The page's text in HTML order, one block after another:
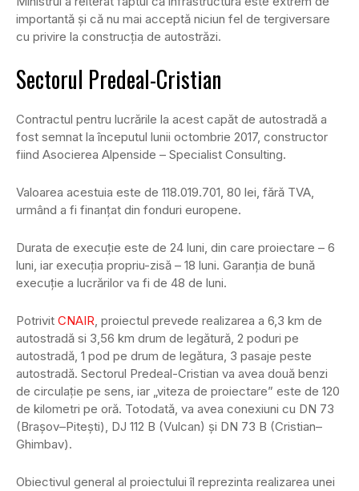
importantă şi că nu mai acceptă niciun fel de tergiversare
cu privire la construcţia de autostrăzi.
Sectorul Predeal-Cristian
Contractul pentru lucrările la acest capăt de autostradă a
fost semnat la începutul lunii octombrie 2017, constructor
fiind Asocierea Alpenside – Specialist Consulting.
Valoarea acestuia este de 118.019.701, 80 lei, fără TVA,
urmând a fi finanţat din fonduri europene.
Durata de execuţie este de 24 luni, din care proiectare – 6
luni, iar execuţia propriu-zisă – 18 luni. Garanţia de bună
execuţie a lucrărilor va fi de 48 de luni.
Potrivit CNAIR, proiectul prevede realizarea a 6,3 km de
autostradă si 3,56 km drum de legătură, 2 poduri pe
autostradă, 1 pod pe drum de legătura, 3 pasaje peste
autostradă. Sectorul Predeal-Cristian va avea două benzi
de circulaţie pe sens, iar „viteza de proiectare” este de 120
de kilometri pe oră. Totodată, va avea conexiuni cu DN 73
(Braşov–Piteşti), DJ 112 B (Vulcan) şi DN 73 B (Cristian–
Ghimbav).
Obiectivul general al proiectului îl reprezinta realizarea unei